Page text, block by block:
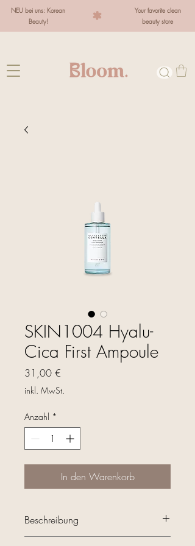
NEU bei uns: Korean
Beauty!
Your favorite clean
beauty store
SKIN1004 Hyalu-
Cica First Ampoule
31,00 €
inkl. MwSt.
Anzahl *
In den Warenkorb
Beschreibung